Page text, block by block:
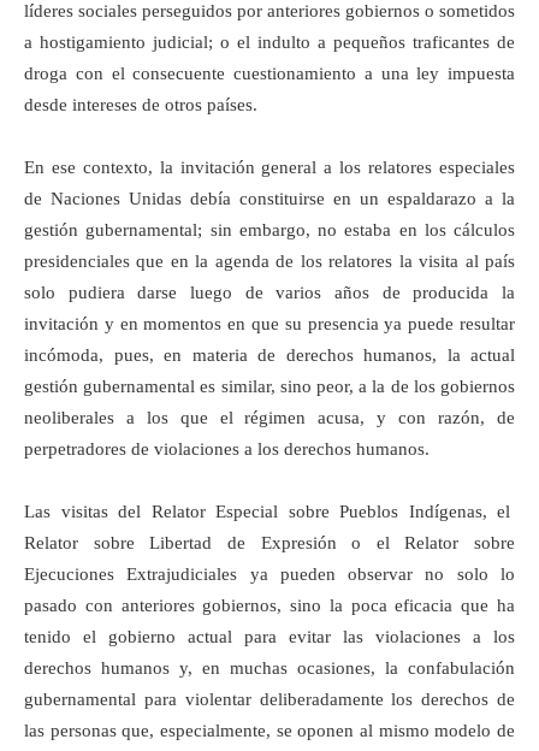
líderes sociales perseguidos por anteriores gobiernos o sometidos
a hostigamiento judicial; o el indulto a pequeños traficantes de
droga con el consecuente cuestionamiento a una ley impuesta
desde intereses de otros países.
En ese contexto, la invitación general a los relatores especiales
de Naciones Unidas debía constituirse en un espaldarazo a la
gestión gubernamental; sin embargo, no estaba en los cálculos
presidenciales que en la agenda de los relatores la visita al país
solo pudiera darse luego de varios años de producida la
invitación y en momentos en que su presencia ya puede resultar
incómoda, pues, en materia de derechos humanos, la actual
gestión gubernamental es similar, sino peor, a la de los gobiernos
neoliberales a los que el régimen acusa, y con razón, de
perpetradores de violaciones a los derechos humanos.
Las visitas del Relator Especial sobre Pueblos Indígenas, el
Relator sobre Libertad de Expresión o el Relator sobre
Ejecuciones Extrajudiciales ya pueden observar no solo lo
pasado con anteriores gobiernos, sino la poca eficacia que ha
tenido el gobierno actual para evitar las violaciones a los
derechos humanos y, en muchas ocasiones, la confabulación
gubernamental para violentar deliberadamente los derechos de
las personas que, especialmente, se oponen al mismo modelo de